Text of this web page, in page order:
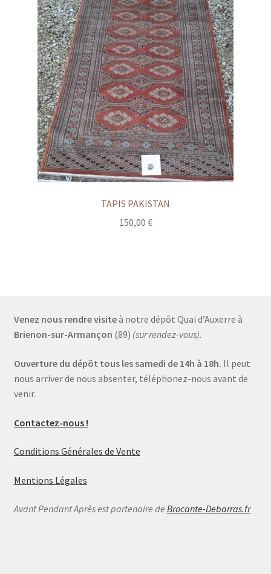
TAPIS PAKISTAN
150,00 €
Venez nous rendre visiteà notre dépôt Quai d’Auxerre à
Brienon-sur-Armançon (89) (sur rendez-vous).
Ouverture du dépôt tous les samedi de 14h à 18h. Il peut
nous arriver de nous absenter, téléphonez-nous avant de
venir.
Contactez-nous !
Conditions Générales de Vente
Mentions Légales
Avant Pendant Après est partenaire de Brocante-Debarras.fr